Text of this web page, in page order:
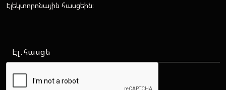
Էլեկտորոնային հասցեին։